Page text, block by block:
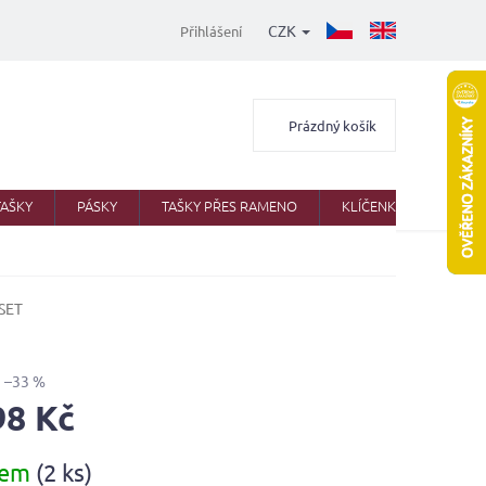
CZK
Přihlášení
Nákupní
Prázdný košík
PÁSKY TAŠKY PŘES RAMENO KLÍČENKY
–33 %
Kč
(2 ks)